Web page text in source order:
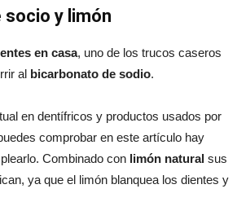
socio y limón
en casa, uno de los trucos caseros
al bicarbonato de sodio.
en dentífricos y productos usados por
comprobar en este artículo hay
Combinado con limón natural sus
ya que el limón blanquea los dientes y